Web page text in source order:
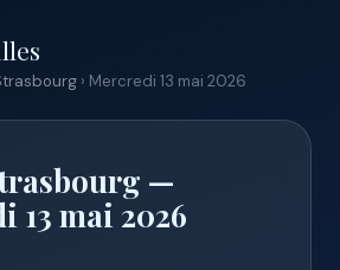
› Mercredi 13 mai 2026
—
13 mai 2026